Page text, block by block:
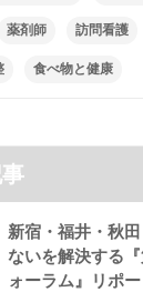
薬剤師 訪問看護
食べ物と健康
新宿・福井・秋
ないを解決する
ォーラム』リポー